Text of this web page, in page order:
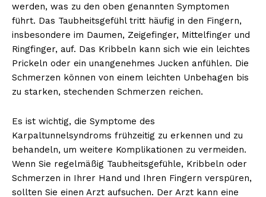
werden, was zu den oben genannten Symptomen
führt. Das Taubheitsgefühl tritt häufig in den Fingern,
insbesondere im Daumen, Zeigefinger, Mittelfinger und
Ringfinger, auf. Das Kribbeln kann sich wie ein leichtes
Prickeln oder ein unangenehmes Jucken anfühlen. Die
Schmerzen können von einem leichten Unbehagen bis
zu starken, stechenden Schmerzen reichen.
Es ist wichtig, die Symptome des
Karpaltunnelsyndroms frühzeitig zu erkennen und zu
behandeln, um weitere Komplikationen zu vermeiden.
Wenn Sie regelmäßig Taubheitsgefühle, Kribbeln oder
Schmerzen in Ihrer Hand und Ihren Fingern verspüren,
sollten Sie einen Arzt aufsuchen. Der Arzt kann eine